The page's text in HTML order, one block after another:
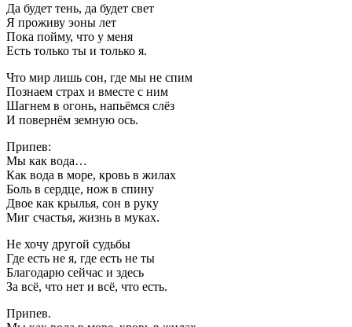
Да будет тень, да будет свет
Я проживу эоны лет
Пока пойму, что у меня
Есть только ты и только я.
Что мир лишь сон, где мы не спим
Познаем страх и вместе с ним
Шагнем в огонь, напьёмся слёз
И повернём земную ось.
Припев:
Мы как вода…
Как вода в море, кровь в жилах
Боль в сердце, нож в спину
Двое как крылья, сон в руку
Миг счастья, жизнь в муках.
Не хочу другой судьбы
Где есть не я, где есть не ты
Благодарю сейчас и здесь
За всё, что нет и всё, что есть.
Припев.